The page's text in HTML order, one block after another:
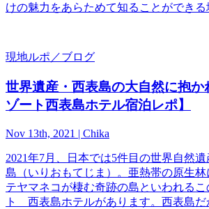
けの魅力をあらためて知ることができる
現地ルポ／ブログ
世界遺産・西表島の大自然に抱か
ゾート西表島ホテル宿泊レポ】
Nov 13th, 2021 | Chika
2021年7月、日本では5件目の世界自然
島（いりおもてじま）。亜熱帯の原生
テヤマネコが棲む奇跡の島といわれる
ト 西表島ホテルがあります。西表島だ